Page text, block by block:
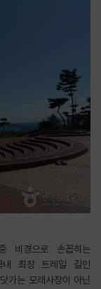
비경으로 손꼽히는
내 최장 트레일 길인
가는 모래사장이 아닌